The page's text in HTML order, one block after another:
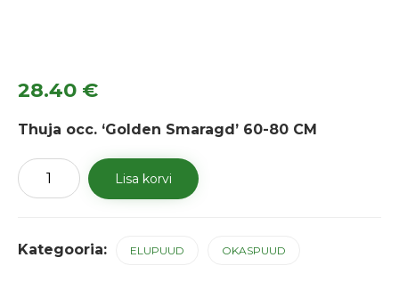
28.40 €
Thuja occ. ‘Golden Smaragd’ 60-80 CM
Elupuu
'Golden
Smaragd'
Lisa korvi
Kategooria: ELUPUUD OKASPUUD